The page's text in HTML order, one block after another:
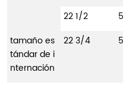
22 1/2
tamaño es
tándar de i
nternación
22 3/4